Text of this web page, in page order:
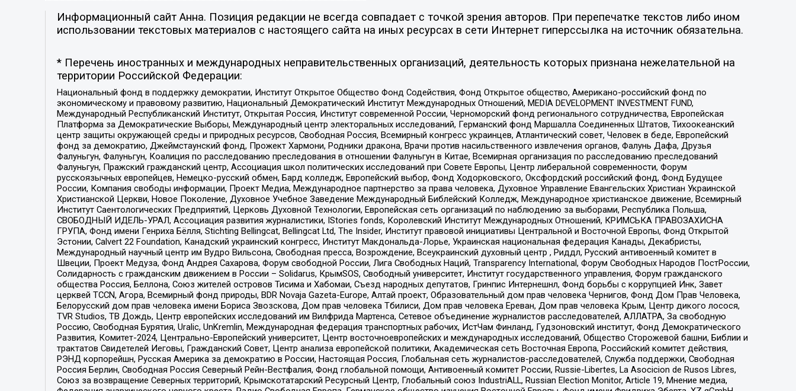
Информационный сайт Анна. Позиция редакции не всегда совпадает с точкой зрения авторов. При перепечатке текстов либо ином
использовании текстовых материалов с настоящего сайта на иных ресурсах в сети Интернет гиперссылка на источник обязательна.
* Перечень иностранных и международных неправительственных организаций, деятельность которых признана нежелательной на
территории Российской Федерации:
Национальный фонд в поддержку демократии, Институт Открытое Общество Фонд Содействия, Фонд Открытое общество, Американо-российский фонд по
экономическому и правовому развитию, Национальный Демократический Институт Международных Отношений, MEDIA DEVELOPMENT INVESTMENT FUND,
Международный Республиканский Институт, Открытая Россия, Институт современной России, Черноморский фонд регионального сотрудничества, Европейская
Платформа за Демократические Выборы, Международный центр электоральных исследований, Германский фонд Маршалла Соединенных Штатов, Тихоокеанский
центр защиты окружающей среды и природных ресурсов, Свободная Россия, Всемирный конгресс украинцев, Атлантический совет, Человек в беде, Европейский
фонд за демократию, Джеймстаунский фонд, Прожект Хармони, Родники дракона, Врачи против насильственного извлечения органов, Фалунь Дафа, Друзья
Фалуньгун, Фалуньгун, Коалиция по расследованию преследования в отношении Фалуньгун в Китае, Всемирная организация по расследованию преследований
Фалуньгун, Пражский гражданский центр, Ассоциация школ политических исследований при Совете Европы, Центр либеральной современности, Форум
русскоязычных европейцев, Немецко-русский обмен, Бард колледж, Европейский выбор, Фонд Ходорковского, Оксфордский российский фонд, Фонд Будущее
России, Компания свободы информации, Проект Медиа, Международное партнерство за права человека, Духовное Управление Евангельских Христиан Украинской
Христианской Церкви, Новое Поколение, Духовное Учебное Заведение Международный Библейский Колледж, Международное христианское движение, Всемирный
Институт Саентологических Предприятий, Церковь Духовной Технологии, Европейская сеть организаций по наблюдению за выборами, Республика Польша,
СВОБОДНЫЙ ИДЕЛЬ-УРАЛ, Ассоциация развития журналистики, IStories fonds, Королевский Институт Международных Отношений, КРИМСЬКА ПРАВОЗАХИСНА
ГРУПА, Фонд имени Генриха Бёлля, Stichting Bellingcat, Bellingcat Ltd, The Insider, Институт правовой инициативы Центральной и Восточной Европы, Фонд Открытой
Эстонии, Calvert 22 Foundation, Канадский украинский конгресс, Институт Макдональда-Лорье, Украинская национальная федерация Канады, Декабристы,
Международный научный центр им Вудро Вильсона, Свободная пресса, Возрождение, Всеукраинский духовный центр , Риддл, Русский антивоенный комитет в
Швеции, Проект Медуза, Фонд Андрея Сахарова, Форум свободной России, Лига Свободных Наций, Transparеncy International, Форум Свободных Народов ПостРоссии,
Солидарность с гражданским движением в России – Solidarus, КрымSOS, Свободный университет, Институт государственного управления, Форум гражданского
общества Россия, Беллона, Союз жителей островов Тисима и Хабомаи, Съезд народных депутатов, Гринпис Интернешнл, Фонд борьбы с коррупцией Инк, Завет
церквей TCCN, Агора, Всемирный фонд природы, BDR Novaja Gazeta-Europe, Алтай проект, Образовательный дом прав человека Чернигов, Фонд Дом Прав Человека,
Белорусский дом прав человека имени Бориса Звозскова, Дом прав человека Тбилиси, Дом прав человека Ереван, Дом прав человека Крым, Центр дикого лосося,
TVR Studios, ТВ Дождь, Центр европейских исследований им Вилфрида Мартенса, Сетевое объединение журналистов расследователей, АЛЛАТРА, За свободную
Россию, Свободная Бурятия, Uralic, UnKremlin, Международная федерация транспортных рабочих, ИстЧам Финланд, Гудзоновский институт, Фонд Демократического
Развития, Комитет-2024, Центрально-Европейский университет, Центр восточноевропейских и международных исследований, Общество Сторожевой башни, Библии и
трактатов Свидетелей Иеговы, Гражданский Совет, Центр анализа европейской политики, Академическая сеть Восточная Европа, Российский комитет действия,
РЭНД корпорейшн, Русская Америка за демократию в России, Настоящая Россия, Глобальная сеть журналистов-расследователей, Служба поддержки, Свободная
Россия Берлин, Свободная Россия Северный Рейн-Вестфалия, Фонд глобальной помощи, Антивоенный комитет России, Russie-Libertes, La Asocicion de Rusos Libres,
Союз за возвращение Северных территорий, Крымскотатарский Ресурсный Центр, Глобальный союз IndustriALL, Russian Election Monitor, Article 19, Мнение медиа,